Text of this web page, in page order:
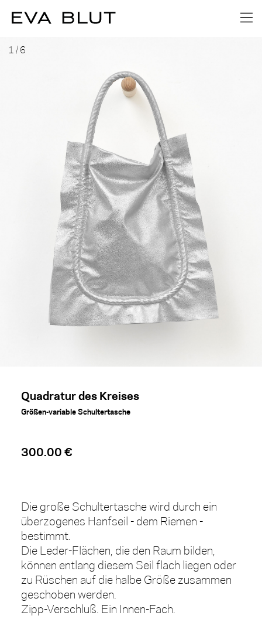
1 / 6
Quadratur des Kreises
Größen-variable Schultertasche
300.00 €
Die große Schultertasche wird durch ein
überzogenes Hanfseil - dem Riemen -
bestimmt.
Die Leder-Flächen, die den Raum bilden,
können entlang diesem Seil flach liegen oder
zu Rüschen auf die halbe Größe zusammen
geschoben werden.
Zipp-Verschluß. Ein Innen-Fach.